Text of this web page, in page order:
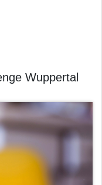
Wuppertal